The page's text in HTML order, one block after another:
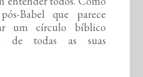
Babel que parece
um círculo bíblico
de todas as suas